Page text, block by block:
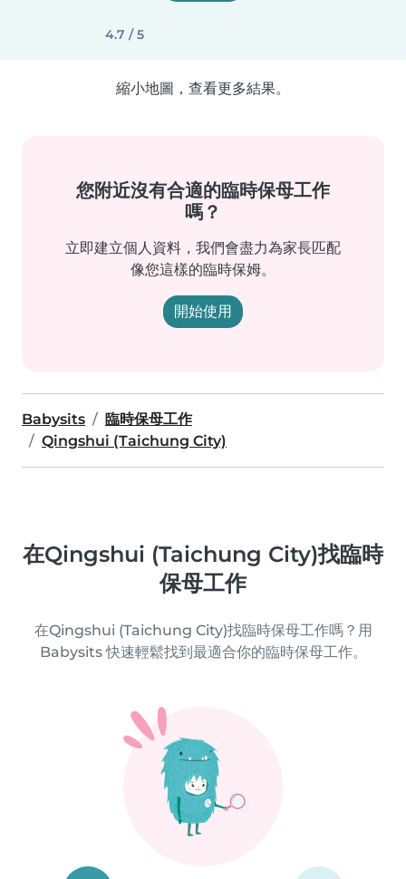
4.7 / 5
縮小地圖，查看更多結果。
您附近沒有合適的臨時保母工作
嗎？
立即建立個人資料，我們會盡力為家長匹配
像您這樣的臨時保姆。
開始使用
Babysits
臨時保母工作
Qingshui (Taichung City)
在Qingshui (Taichung City)找臨時
保母工作
在Qingshui (Taichung City)找臨時保母工作嗎？用
Babysits 快速輕鬆找到最適合你的臨時保母工作。